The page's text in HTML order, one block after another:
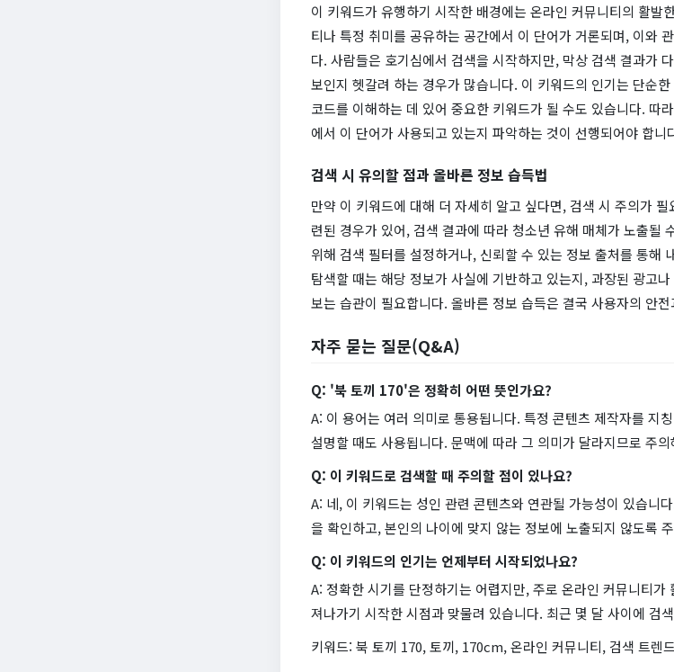
이 키워드가 유행하기 시작한 배경에는 온라인 커뮤니티의 활발
티나 특정 취미를 공유하는 공간에서 이 단어가 거론되며, 이와
다. 사람들은 호기심에서 검색을 시작하지만, 막상 검색 결과가
보인지 헷갈려 하는 경우가 많습니다. 이 키워드의 인기는 단순
코드를 이해하는 데 있어 중요한 키워드가 될 수도 있습니다. 따
에서 이 단어가 사용되고 있는지 파악하는 것이 선행되어야 합니
검색 시 유의할 점과 올바른 정보 습득법
만약 이 키워드에 대해 더 자세히 알고 싶다면, 검색 시 주의가
련된 경우가 있어, 검색 결과에 따라 청소년 유해 매체가 노출될
위해 검색 필터를 설정하거나, 신뢰할 수 있는 정보 출처를 통해
탐색할 때는 해당 정보가 사실에 기반하고 있는지, 과장된 광고
보는 습관이 필요합니다. 올바른 정보 습득은 결국 사용자의 안
자주 묻는 질문(Q&A)
Q: '북 토끼 170'은 정확히 어떤 뜻인가요?
A: 이 용어는 여러 의미로 통용됩니다. 특정 콘텐츠 제작자를 지
설명할 때도 사용됩니다. 문맥에 따라 그 의미가 달라지므로 주
Q: 이 키워드로 검색할 때 주의할 점이 있나요?
A: 네, 이 키워드는 성인 관련 콘텐츠와 연관될 가능성이 있습니
을 확인하고, 본인의 나이에 맞지 않는 정보에 노출되지 않도록
Q: 이 키워드의 인기는 언제부터 시작되었나요?
A: 정확한 시기를 단정하기는 어렵지만, 주로 온라인 커뮤니티가
져나가기 시작한 시점과 맞물려 있습니다. 최근 몇 달 사이에 검
키워드: 북 토끼 170, 토끼, 170cm, 온라인 커뮤니티, 검색 트렌드